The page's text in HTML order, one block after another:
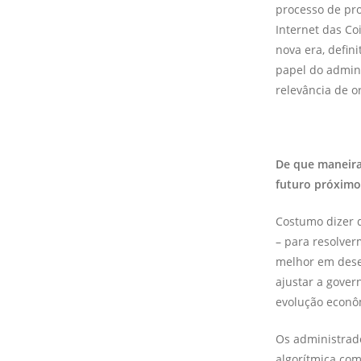
processo de
Internet das
nova era,
papel do
relevância de
De que
futuro
Costumo dizer
– para
melhor em
ajustar a
evolução
Os